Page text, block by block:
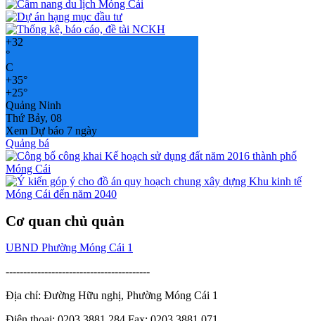
+32
°
C
+35°
+25°
Quảng Ninh
Thứ Bảy, 08
Xem Dự báo 7 ngày
Quảng bá
Cơ quan chủ quản
UBND Phường Móng Cái 1
-----------------------------------------
Địa chỉ: Đường Hữu nghị, Phường Móng Cái 1